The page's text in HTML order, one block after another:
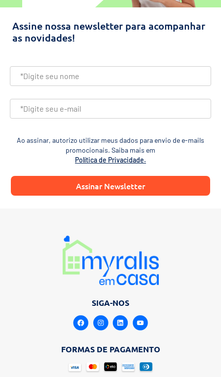
Assine nossa newsletter para acompanhar
as novidades!
Ao assinar, autorizo utilizar meus dados para envio de e-mails
promocionais. Saiba mais em
Política de Privacidade.
Assinar Newsletter
SIGA-NOS
FORMAS DE PAGAMENTO